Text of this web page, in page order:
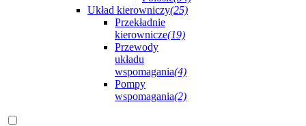
Układ kierowniczy(25)
Przekładnie
kierownicze(19)
Przewody
układu
wspomagania(4)
Pompy
wspomagania(2)